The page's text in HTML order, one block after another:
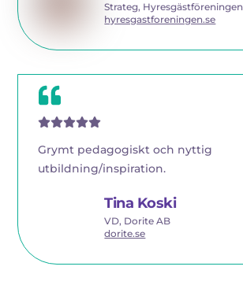
Strateg, Hyresgästföreningen
hyresgastforeningen.se
Grymt pedagogiskt och nyttig
utbildning/inspiration.
Tina Koski
VD, Dorite AB
dorite.se